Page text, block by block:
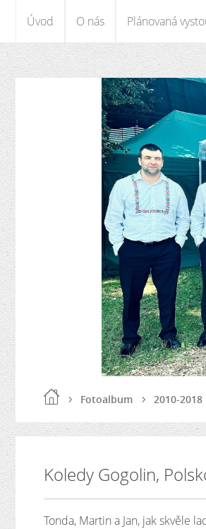
Úvod O nás Plánovaná
Fotoalbum 2010-2018
Koledy Gogolin,
Tonda, Martin a Jan, jak skvěle